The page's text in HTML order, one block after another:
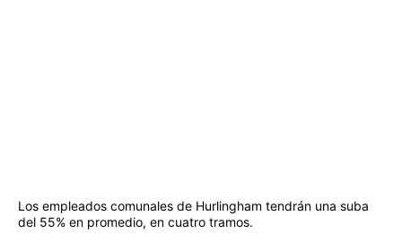
Los empleados comunales de Hurlingham tendrán una suba
del 55% en promedio, en cuatro tramos.